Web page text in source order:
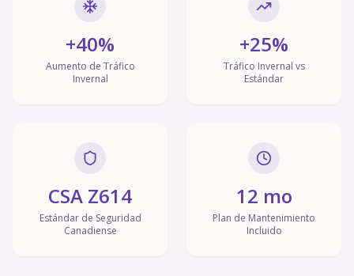
+40%
Aumento de Tráfico
Invernal
+25%
Tráfico Invernal vs
Estándar
CSA Z614
Estándar de Seguridad
Canadiense
12 mo
Plan de Mantenimiento
Incluido